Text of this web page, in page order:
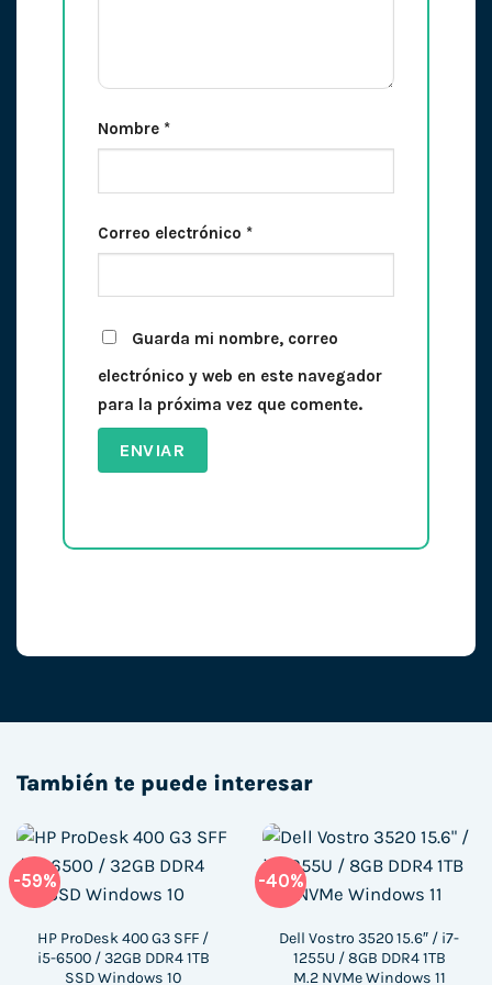
Nombre *
Correo electrónico *
Guarda mi nombre, correo
electrónico y web en este navegador
para la próxima vez que comente.
También te puede interesar
-59%
HP ProDesk 400 G3 SFF /
i5-6500 / 32GB DDR4 1TB
SSD Windows 10
-40%
Dell Vostro 3520 15.6″ / i7-
1255U / 8GB DDR4 1TB
M.2 NVMe Windows 11